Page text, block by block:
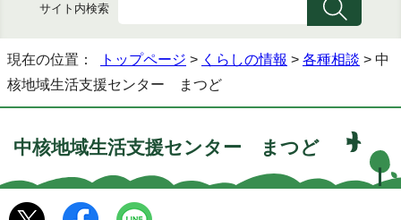
サイト内検索
現在の位置： トップページ > くらしの情報 > 各種相談 > 中
核地域生活支援センター まつど
中核地域生活支援センター まつど